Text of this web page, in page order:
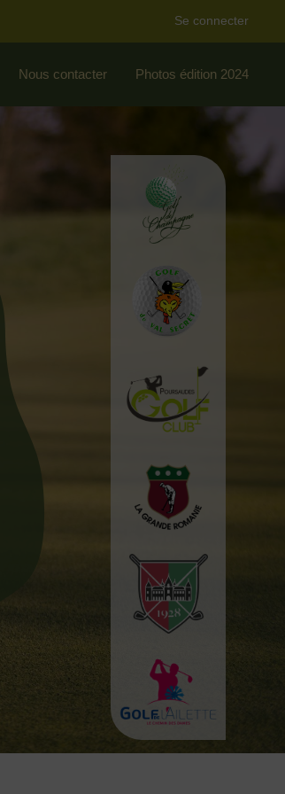
Se connecter
Nous contacter Photos édition 2024